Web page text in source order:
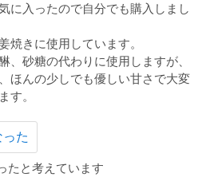
に入ったので自分でも購入しまし
焼きに使用しています。
、砂糖の代わりに使用しますが、
ほんの少しでも優しい甘さで大変
す。
た
たと考えています